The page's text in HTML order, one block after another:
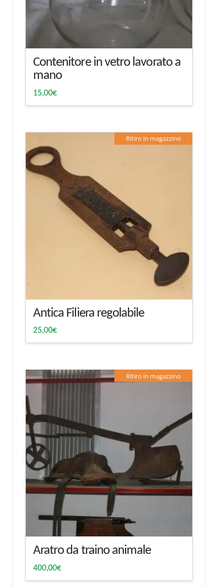
Contenitore in vetro lavorato a
mano
15,00€
Ritiro in magazzino
Antica Filiera regolabile
25,00€
Ritiro in magazzino
Aratro da traino animale
400,00€